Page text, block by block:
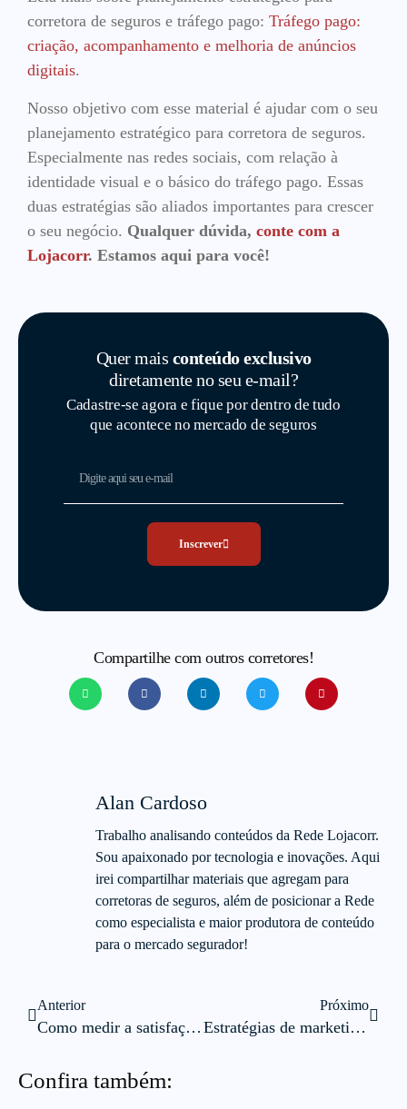
corretora de seguros e tráfego pago: Tráfego pago:
criação, acompanhamento e melhoria de anúncios
digitais.
Nosso objetivo com esse material é ajudar com o seu
planejamento estratégico para corretora de seguros.
Especialmente nas redes sociais, com relação à
identidade visual e o básico do tráfego pago. Essas
duas estratégias são aliados importantes para crescer
o seu negócio. Qualquer dúvida, conte com a
Lojacorr. Estamos aqui para você!
Quer mais conteúdo exclusivo
diretamente no seu e-mail?
Cadastre-se agora e fique por dentro de tudo
que acontece no mercado de seguros
Inscrever
Compartilhe com outros corretores!
Alan Cardoso
Trabalho analisando conteúdos da Rede Lojacorr.
Sou apaixonado por tecnologia e inovações. Aqui
irei compartilhar materiais que agregam para
corretoras de seguros, além de posicionar a Rede
como especialista e maior produtora de conteúdo
para o mercado segurador!
Anterior
Como medir a satisfação dos clientes de seguros?
Próximo
Estratégias de marketing para seguros: copywriting e gatilhos
Confira também: